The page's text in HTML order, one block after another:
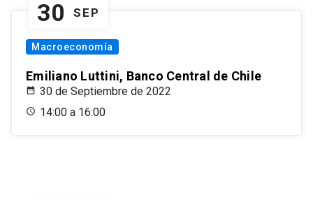
30 SEP
Macroeconomía
Emiliano Luttini, Banco Central de Chile
30 de Septiembre de 2022
14:00 a 16:00